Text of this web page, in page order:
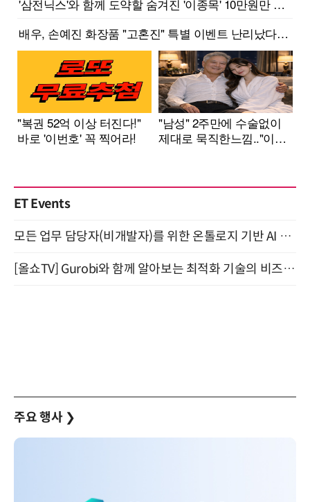
ET Events
모든 업무 담당자(비개발자)를 위한 온톨로지 기반 AI 지식체계 설계 1-day 워크숍 8월 20일 개최
[올쇼TV] Gurobi와 함께 알아보는 최적화 기술의 비즈니스 활용 (8월 20일 생방송)
주요 행사 ❯